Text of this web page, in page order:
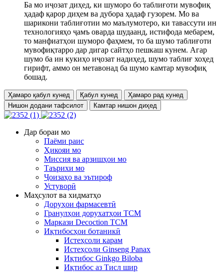
Ба мо иҷозат диҳед, ки шуморо бо таблиғоти мувофиқ
ҳадаф қарор диҳем ва дубора ҳадаф гузорем. Мо ва
шарикони таблиғотии мо маълумотеро, ки тавассути ин
технологияҳо ҷамъ оварда шудаанд, истифода мебарем,
то манфиатҳои шуморо фаҳмем, то ба шумо таблиғоти
мувофиқтарро дар дигар сайтҳо пешкаш кунем. Агар
шумо ба ин кукиҳо иҷозат надиҳед, шумо таблиғ хоҳед
гирифт, аммо он метавонад ба шумо камтар мувофиқ
бошад.
Ҳамаро қабул кунед Қабул кунед
Ҳамаро рад кунед
Нишон додани тафсилот
Камтар нишон диҳед
Дар бораи мо
Паёми раис
Ҳикояи мо
Миссия ва арзишҳои мо
Таърихи мо
Ҷоизаҳо ва эътироф
Устуворӣ
Маҳсулот ва хидматҳо
Доруҳои фармасевтӣ
Гранулҳои дорухатҳои TCM
Маркази Decoction TCM
Иқтибосҳои ботаникӣ
Истеҳсоли карам
Истеҳсоли Ginseng Panax
Иқтибос Ginkgo Biloba
Иқтибос аз Тисл шир